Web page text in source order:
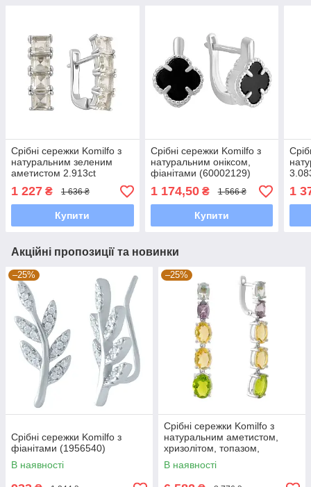
Срібні сережки Komilfo з
натуральним зеленим
аметистом 2.913ct
(2083368)
1 227 ₴ 1 636 ₴
Купити
Срібні сережки Komilfo з
натуральним оніксом,
фіанітами (60002129)
1 174,50₴ 1 566 ₴
Купити
1
Акційні пропозиції та новинки
–25%
Срібні сережки Komilfo з
фіанітами (1956540)
В наявності
–25%
Срібні сережки Komilfo з
натуральним аметистом,
хризолітом, топазом,
цитрином (2183259)
В наявності